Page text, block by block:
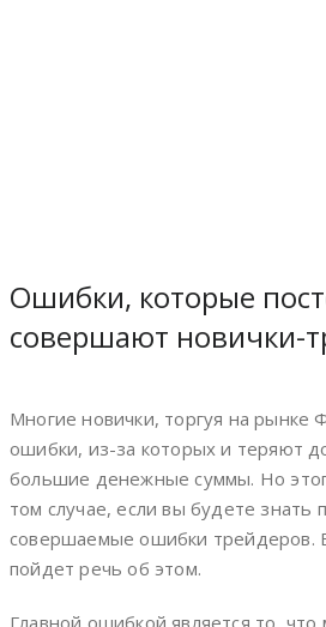
Ошибки, которые
совершают новички-
Многие новички, торгуя на рынке
ошибки, из-за которых и теряют
большие денежные суммы. Но
том случае, если вы будете знать
совершаемые ошибки трейдеров.
пойдет речь об этом.
Главной ошибкой является то, что